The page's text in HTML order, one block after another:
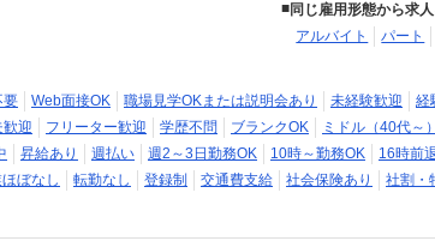
同じ雇用形態から求
アルバイト
パート
要 Web面接OK 職場見学OKまたは説明会あり 未経験歓迎 経
歓迎 フリーター歓迎 学歴不問 ブランクOK ミドル（40代～
昇給あり 週払い 週2～3日勤務OK 10時～勤務OK 16時前
ぼなし 転勤なし 登録制 交通費支給 社会保険あり 社割・